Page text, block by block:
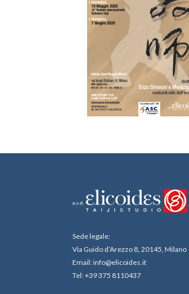
Sede legale:
Via Guido d’Arezzo 8, 20145, Milano
Email: info@elicoides.it
Tel: +39 375 8110437